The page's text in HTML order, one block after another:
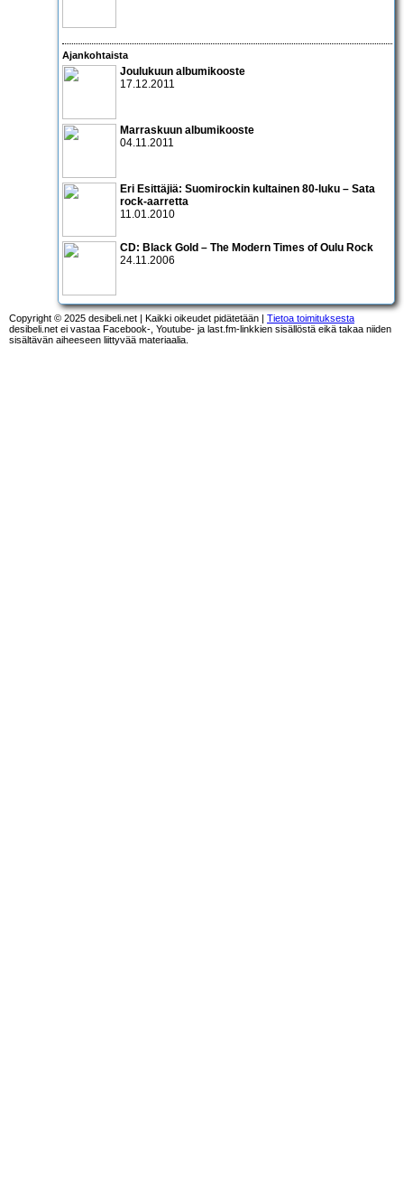
Ajankohtaista
Joulukuun albumikooste
17.12.2011
Marraskuun albumikooste
04.11.2011
Eri Esittäjiä: Suomirockin kultainen 80-luku – Sata
rock-aarretta
11.01.2010
CD: Black Gold – The Modern Times of Oulu Rock
24.11.2006
Copyright © 2025 desibeli.net | Kaikki oikeudet pidätetään | Tietoa toimituksesta
desibeli.net ei vastaa Facebook-, Youtube- ja last.fm-linkkien sisällöstä eikä takaa niiden
sisältävän aiheeseen liittyvää materiaalia.